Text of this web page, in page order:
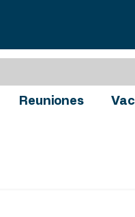
Reuniones